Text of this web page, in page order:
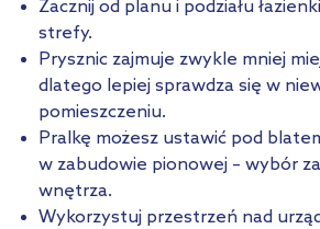
Zacznij od planu i podziału
strefy.
Prysznic zajmuje zwykle mniej
dlatego lepiej sprawdza się w
pomieszczeniu.
Pralkę możesz ustawić pod
w zabudowie pionowej – wybór
wnętrza.
Wykorzystuj przestrzeń nad